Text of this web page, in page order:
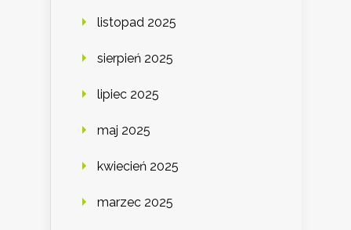
listopad 2025
sierpień 2025
lipiec 2025
maj 2025
kwiecień 2025
marzec 2025